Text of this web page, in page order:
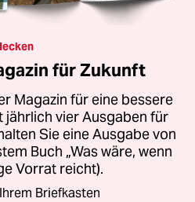
für Zukunft
Magazin für eine bessere
jährlich vier Ausgaben für
Sie eine Ausgabe von
Buch „Was wäre, wenn
Vorrat reicht).
Briefkasten